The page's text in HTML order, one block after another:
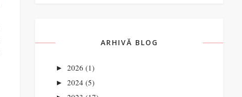
ARHIVĂ BLOG
► 2026 (1)
► 2024 (5)